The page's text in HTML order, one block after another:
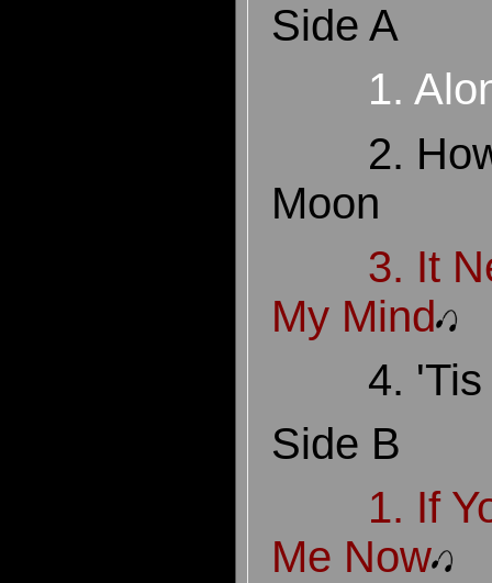
Side A
1.
2.
Moon
3. It
My Mind
4.
Side B
1. If
Me Now